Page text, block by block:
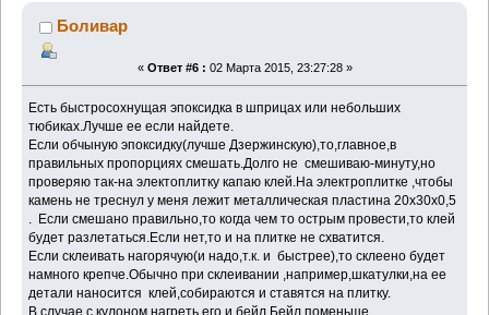
Боливар
« Ответ #6 : 02 Марта 2015, 23:27:28 »
Есть быстросохнущая эпоксидка в шприцах или небольших
тюбиках.Лучше ее если найдете.
Если обчыную эпоксидку(лучше Дзержинскую),то,главное,в
правильных пропорциях смешать.Долго не смешиваю-минуту,но
проверяю так-на электоплитку капаю клей.На электроплитке ,чтобы
камень не треснул у меня лежит металлическая пластина 20х30х0,5
. Если смешано правильно,то когда чем то острым провести,то клей
будет разлетаться.Если нет,то и на плитке не схватится.
Если склеивать нагорячую(и надо,т.к. и быстрее),то склеено будет
намного крепче.Обычно при склеивании ,например,шкатулки,на ее
детали наносится клей,собираются и ставятся на плитку.